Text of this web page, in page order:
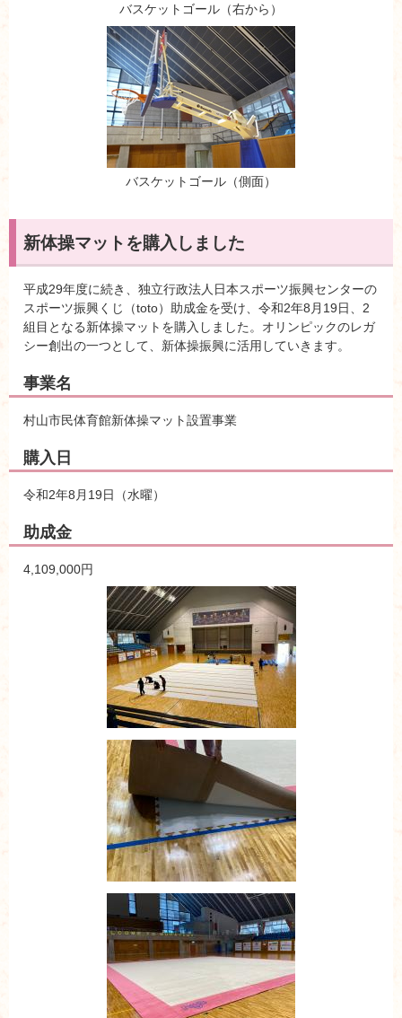
バスケットゴール（右から）
バスケットゴール（側面）
新体操マットを購入しました
平成29年度に続き、独立行政法人日本スポーツ振興センターの
スポーツ振興くじ（toto）助成金を受け、令和2年8月19日、2
組目となる新体操マットを購入しました。オリンピックのレガ
シー創出の一つとして、新体操振興に活用していきます。
事業名
村山市民体育館新体操マット設置事業
購入日
令和2年8月19日（水曜）
助成金
4,109,000円